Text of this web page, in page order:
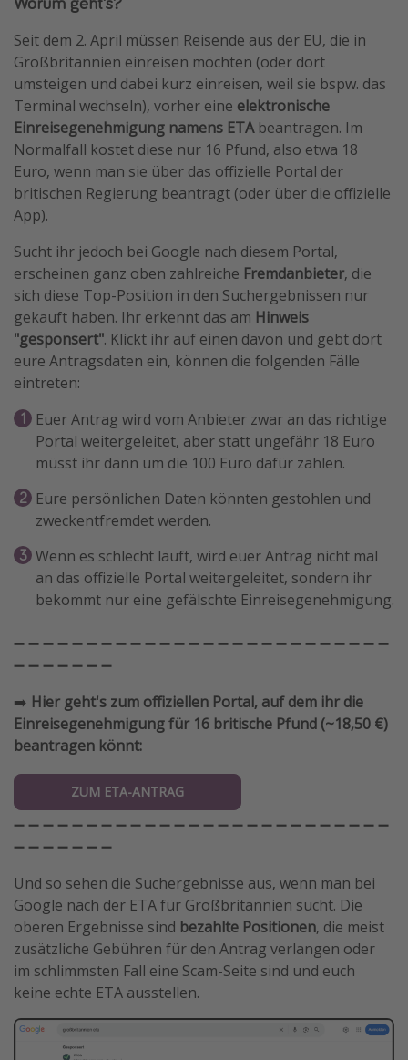
Seit dem 2. April müssen Reisende aus der EU, die in
Großbritannien einreisen möchten (oder dort
umsteigen und dabei kurz einreisen, weil sie bspw. das
Terminal wechseln), vorher eine elektronische
Einreisegenehmigung namens ETA beantragen. Im
Normalfall kostet diese nur 16 Pfund, also etwa 18
Euro, wenn man sie über das offizielle Portal der
britischen Regierung beantragt (oder über die offizielle
App).
Sucht ihr jedoch bei Google nach diesem Portal,
erscheinen ganz oben zahlreiche Fremdanbieter, die
sich diese Top-Position in den Suchergebnissen nur
gekauft haben. Ihr erkennt das am Hinweis
"gesponsert". Klickt ihr auf einen davon und gebt dort
eure Antragsdaten ein, können die folgenden Fälle
eintreten:
Euer Antrag wird vom Anbieter zwar an das richtige
Portal weitergeleitet, aber statt ungefähr 18 Euro
müsst ihr dann um die 100 Euro dafür zahlen.
Eure persönlichen Daten könnten gestohlen und
zweckentfremdet werden.
Wenn es schlecht läuft, wird euer Antrag nicht mal
an das offizielle Portal weitergeleitet, sondern ihr
bekommt nur eine gefälschte Einreisegenehmigung.
➖ ➖ ➖ ➖ ➖ ➖ ➖ ➖ ➖ ➖ ➖ ➖ ➖ ➖ ➖ ➖ ➖ ➖ ➖ ➖ ➖ ➖ ➖ ➖ ➖ ➖
➖ ➖ ➖ ➖ ➖ ➖ ➖
➡️ Hier geht's zum offiziellen Portal, auf dem ihr die
Einreisegenehmigung für 16 britische Pfund (~18,50 €)
beantragen könnt:
ZUM ETA-ANTRAG
➖ ➖ ➖ ➖ ➖ ➖ ➖ ➖ ➖ ➖ ➖ ➖ ➖ ➖ ➖ ➖ ➖ ➖ ➖ ➖ ➖ ➖ ➖ ➖ ➖ ➖
➖ ➖ ➖ ➖ ➖ ➖ ➖
Und so sehen die Suchergebnisse aus, wenn man bei
Google nach der ETA für Großbritannien sucht. Die
oberen Ergebnisse sind bezahlte Positionen, die meist
zusätzliche Gebühren für den Antrag verlangen oder
im schlimmsten Fall eine Scam-Seite sind und euch
keine echte ETA ausstellen.